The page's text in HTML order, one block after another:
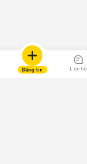
Đăng tin Liên hệ